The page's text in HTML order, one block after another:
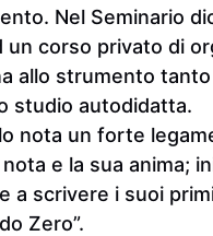
Nel Seminario
un corso privato di
allo strumento tanto
studio autodidatta.
nota un forte
e la sua anima;
a scrivere i suoi
Zero”.